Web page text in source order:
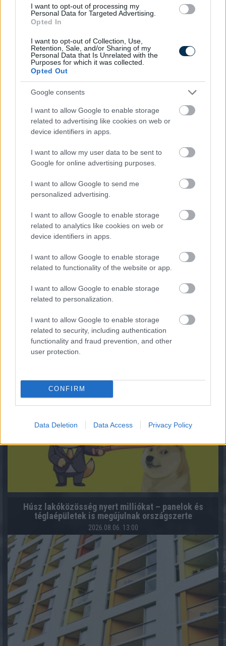
I want to opt-out of processing my
Personal Data for Targeted Advertising.
Opted In
I want to opt-out of Collection, Use,
Retention, Sale, and/or Sharing of my
Personal Data that Is Unrelated with the
Purposes for which it was collected.
Opted Out
Google consents
I want to allow Google to enable storage
related to advertising like cookies on web or
device identifiers in apps.
I want to allow my user data to be sent to
Google for online advertising purposes.
I want to allow Google to send me
personalized advertising.
I want to allow Google to enable storage
related to analytics like cookies on web or
device identifiers in apps.
I want to allow Google to enable storage
related to functionality of the website or app.
I want to allow Google to enable storage
related to personalization.
I want to allow Google to enable storage
related to security, including authentication
functionality and fraud prevention, and other
user protection.
CONFIRM
Data Deletion Data Access Privacy Policy
A hazai vegyipar 200 MW-al csökkentette
energiafelhasználását
Kiderült, mennyi mindent jelenthet: itt az első országos
Húsz lakóközösség nyert milliókat – panelok és
téglaépületek is megújulnak országszerte
2026.08.06. 13:00